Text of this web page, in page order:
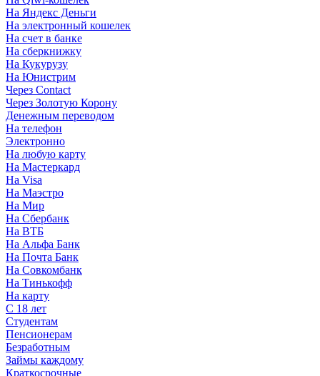
На Яндекс Деньги
На электронный кошелек
На счет в банке
На сберкнижку
На Кукурузу
На Юнистрим
Через Contact
Через Золотую Корону
Денежным переводом
На телефон
Электронно
На любую карту
На Мастеркард
На Visa
На Маэстро
На Мир
На Сбербанк
На ВТБ
На Альфа Банк
На Почта Банк
На Совкомбанк
На Тинькофф
На карту
С 18 лет
Студентам
Пенсионерам
Безработным
Займы каждому
Краткосрочные